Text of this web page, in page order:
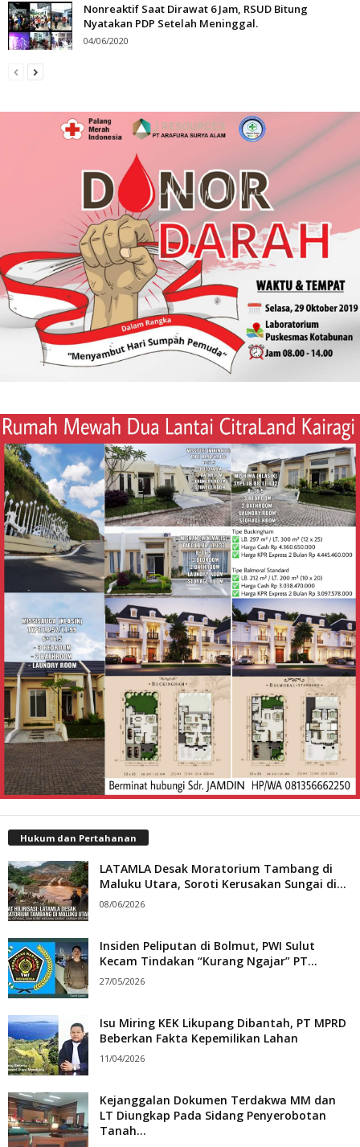
Nonreaktif Saat Dirawat 6 Jam, RSUD Bitung
Nyatakan PDP Setelah Meninggal.
04/06/2020
Hukum dan Pertahanan
LATAMLA Desak Moratorium Tambang di
Maluku Utara, Soroti Kerusakan Sungai di...
08/06/2026
Insiden Peliputan di Bolmut, PWI Sulut
Kecam Tindakan “Kurang Ngajar” PT...
27/05/2026
Isu Miring KEK Likupang Dibantah, PT MPRD
Beberkan Fakta Kepemilikan Lahan
11/04/2026
Kejanggalan Dokumen Terdakwa MM dan
LT Diungkap Pada Sidang Penyerobotan
Tanah...